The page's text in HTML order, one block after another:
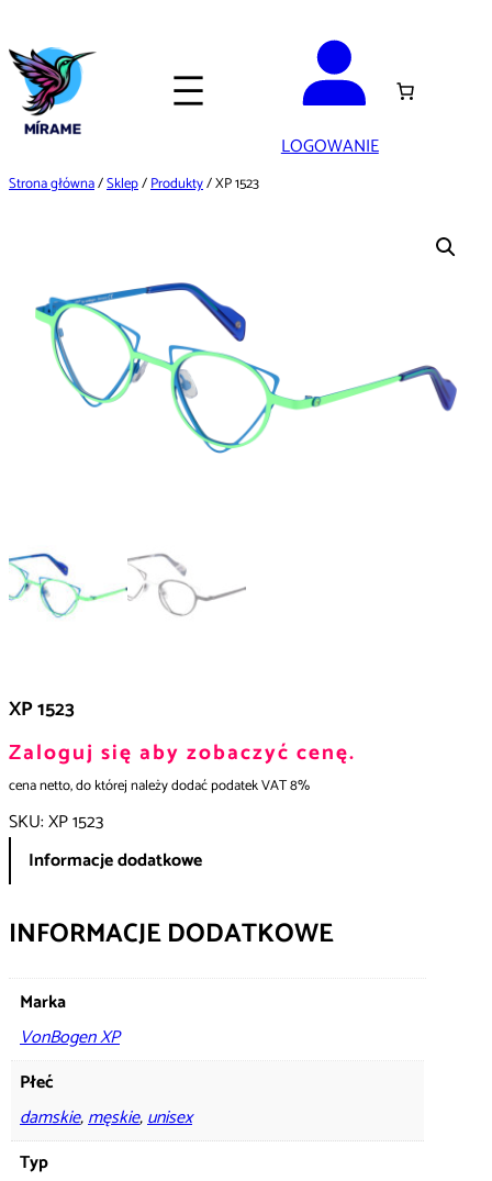
do
treści
LOGOWANIE
Strona główna/Sklep/Produkty/ XP 1523
XP 1523
Zaloguj się aby zobaczyć cenę.
cena netto, do której należy dodać podatek VAT 8%
SKU:XP 1523
Informacje dodatkowe
INFORMACJE DODATKOWE
Marka
VonBogen XP
Płeć
damskie,męskie,unisex
Typ